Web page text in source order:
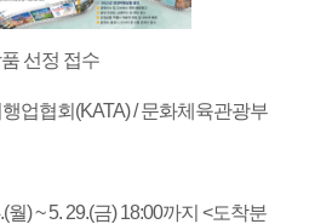
선정 접수
업협회(KATA) / 문화체육관광부
월) ~ 5. 29.(금) 18:00까지 <도착분